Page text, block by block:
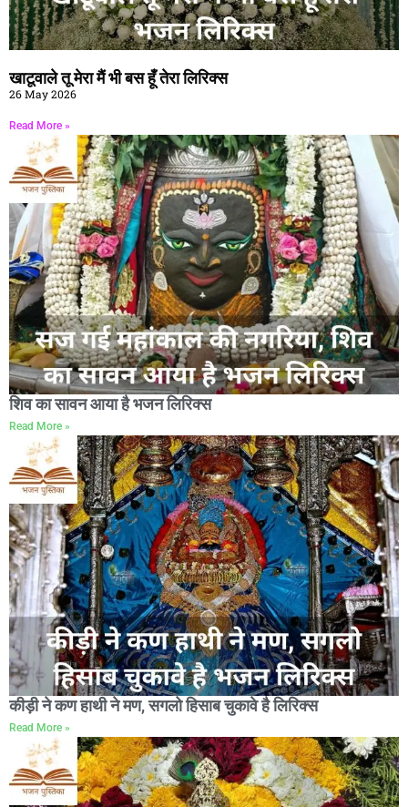
खाटूवाले तू मेरा मैं भी बस हूँ तेरा लिरिक्स
26 May 2026
Read More »
शिव का सावन आया है भजन लिरिक्स
Read More »
कीड़ी ने कण हाथी ने मण, सगलो हिसाब चुकावे है लिरिक्स
Read More »